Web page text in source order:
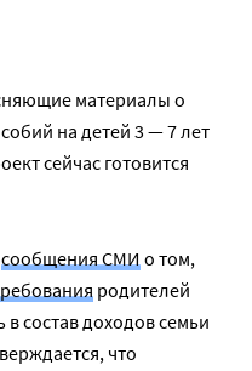
материалы о
на детей 3 — 7 лет
сейчас готовится
сообщения СМИо том,
родителей
состав доходов семьи
что